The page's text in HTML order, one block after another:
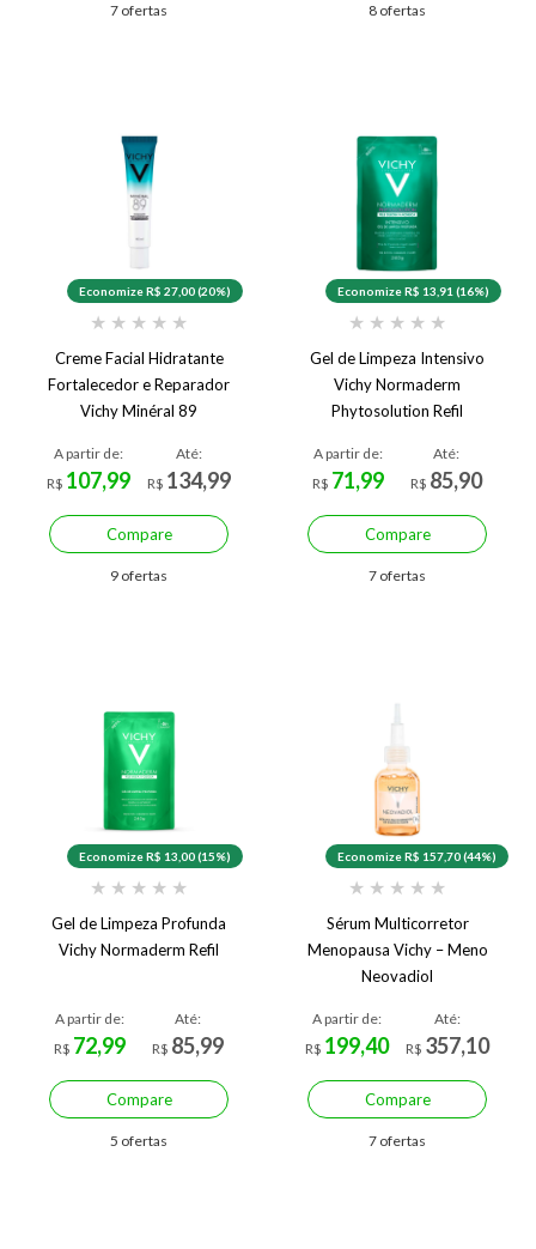
7 ofertas 8 ofertas
Economize R$ 27,00 (20%)
★ ★ ★ ★ ★
Creme Facial Hidratante
Fortalecedor e Reparador
Vichy Minéral 89
A partir de:
R$ 107,99
Até:
R$ 134,99
Compare
9 ofertas
Economize R$ 13,91 (16%)
★ ★ ★ ★ ★
Gel de Limpeza Intensivo
Vichy Normaderm
Phytosolution Refil
A partir de:
R$ 71,99
Até:
R$ 85,90
Compare
7 ofertas
Economize R$ 13,00 (15%)
★ ★ ★ ★ ★
Gel de Limpeza Profunda
Vichy Normaderm Refil
A partir de:
R$ 72,99
Até:
R$ 85,99
Compare
5 ofertas
Economize R$ 157,70 (44%)
★ ★ ★ ★ ★
Sérum Multicorretor
Menopausa Vichy – Meno
Neovadiol
A partir de:
R$ 199,40
Até:
R$ 357,10
Compare
7 ofertas